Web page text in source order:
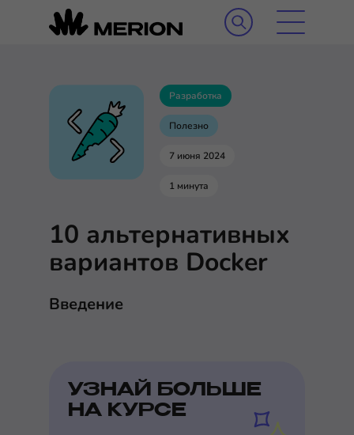
Разработка
Полезно
7 июня 2024
1 минута
10 альтернативных
вариантов Docker
Введение
УЗНАЙ БОЛЬШЕ
НА КУРСЕ